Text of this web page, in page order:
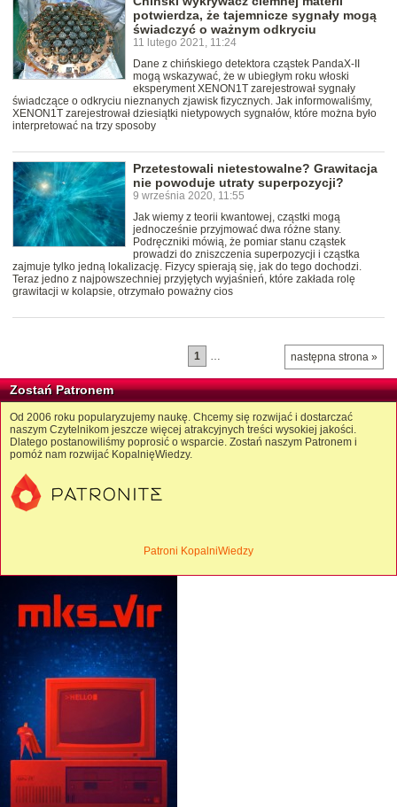
potwierdza, że tajemnicze sygnały mogą
świadczyć o ważnym odkryciu
11 lutego 2021, 11:24
Dane z chińskiego detektora cząstek PandaX-II
mogą wskazywać, że w ubiegłym roku włoski
eksperyment XENON1T zarejestrował sygnały
świadczące o odkryciu nieznanych zjawisk fizycznych. Jak informowaliśmy,
XENON1T zarejestrował dziesiątki nietypowych sygnałów, które można było
interpretować na trzy sposoby
Przetestowali nietestowalne? Grawitacja
nie powoduje utraty superpozycji?
9 września 2020, 11:55
Jak wiemy z teorii kwantowej, cząstki mogą
jednocześnie przyjmować dwa różne stany.
Podręczniki mówią, że pomiar stanu cząstek
prowadzi do zniszczenia superpozycji i cząstka
zajmuje tylko jedną lokalizację. Fizycy spierają się, jak do tego dochodzi.
Teraz jedno z najpowszechniej przyjętych wyjaśnień, które zakłada rolę
grawitacji w kolapsie, otrzymało poważny cios
następna strona »
1 …
Zostań Patronem
Od 2006 roku popularyzujemy naukę. Chcemy się rozwijać i dostarczać
naszym Czytelnikom jeszcze więcej atrakcyjnych treści wysokiej jakości.
Dlatego postanowiliśmy poprosić o wsparcie. Zostań naszym Patronem i
pomóż nam rozwijać KopalnięWiedzy.
Patroni KopalniWiedzy